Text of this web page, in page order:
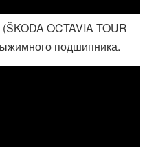
OCTAVIA TOUR
подшипника.